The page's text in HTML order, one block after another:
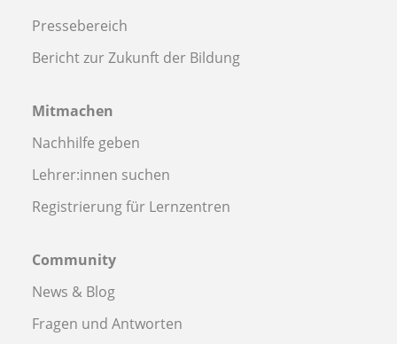
Pressebereich
Bericht zur Zukunft der Bildung
Mitmachen
Nachhilfe geben
Lehrer:innen suchen
Registrierung für Lernzentren
Community
News & Blog
Fragen und Antworten